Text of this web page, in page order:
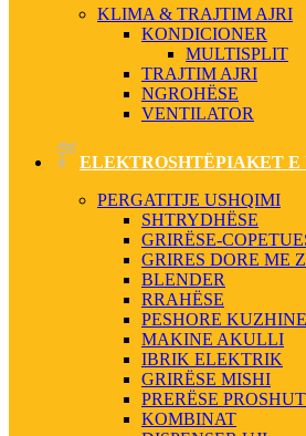
KLIMA & TRAJTIM AJRI
KONDICIONER
MULTISPLIT
TRAJTIM AJRI
NGROHËSE
VENTILATOR
ELEKTROSHTËPIAKET E
PERGATITJE USHQIMI
SHTRYDHËSE
GRIRËSE-
GRIRES DORE ME
BLENDER
RRAHËSE
PESHORE KUZHINE
MAKINE AKULLI
IBRIK ELEKTRIK
GRIRËSE MISHI
PRERËSE
KOMBINAT